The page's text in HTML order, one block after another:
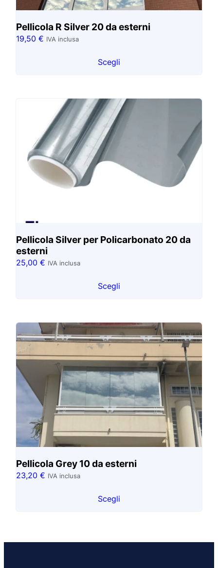
Pellicola R Silver 20 da esterni
19,50 € IVA inclusa
Scegli
Pellicola Silver per Policarbonato 20 da
esterni
25,00 € IVA inclusa
Scegli
Pellicola Grey 10 da esterni
23,20 € IVA inclusa
Scegli